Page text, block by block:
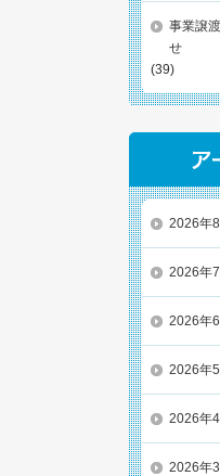
事業譲
せ
(39)
2026年
2026年
2026年
2026年
2026年
2026年